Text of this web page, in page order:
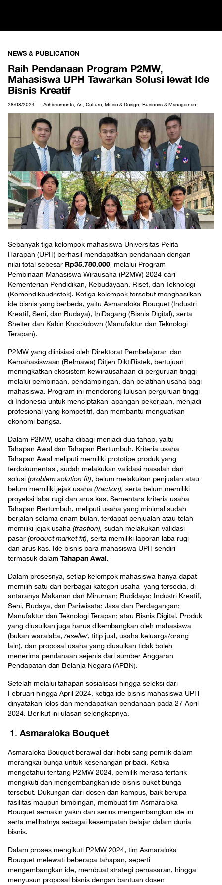
NEWS & PUBLICATION
Raih Pendanaan Program P2MW,
Mahasiswa UPH Tawarkan Solusi lewat Ide
Bisnis Kreatif
28/08/2024 Achievements Art, Culture, Music & Design Business & Management
Sebanyak tiga kelompok mahasiswa Universitas Pelita
Harapan (UPH) berhasil mendapatkan pendanaan dengan
nilai total sebesar Rp35.780.000, melalui Program
Pembinaan Mahasiswa Wirausaha (P2MW) 2024 dari
Kementerian Pendidikan, Kebudayaan, Riset, dan Teknologi
(Kemendikbudristek). Ketiga kelompok tersebut menghasilkan
ide bisnis yang berbeda, yaitu Asmaraloka Bouquet (Industri
Kreatif, Seni, dan Budaya), IniDagang (Bisnis Digital), serta
Shelter dan Kabin Knockdown (Manufaktur dan Teknologi
Terapan).
P2MW yang diinisiasi oleh Direktorat Pembelajaran dan
Kemahasiswaan (Belmawa) Ditjen DiktiRistek, bertujuan
meningkatkan ekosistem kewirausahaan di perguruan tinggi
melalui pembinaan, pendampingan, dan pelatihan usaha bagi
mahasiswa. Program ini mendorong lulusan perguruan tinggi
di Indonesia untuk menciptakan lapangan pekerjaan, menjadi
profesional yang kompetitif, dan membantu menguatkan
ekonomi bangsa.
Dalam P2MW, usaha dibagi menjadi dua tahap, yaitu
Tahapan Awal dan Tahapan Bertumbuh. Kriteria usaha
Tahapan Awal meliputi memiliki prototipe produk yang
terdokumentasi, sudah melakukan validasi masalah dan
solusi (problem solution fit), belum melakukan penjualan atau
belum memiliki jejak usaha (traction), serta belum memiliki
proyeksi laba rugi dan arus kas. Sementara kriteria usaha
Tahapan Bertumbuh, meliputi usaha yang minimal sudah
berjalan selama enam bulan, terdapat penjualan atau telah
memiliki jejak usaha (traction), sudah melakukan validasi
pasar (product market fit), serta memiliki laporan laba rugi
dan arus kas. Ide bisnis para mahasiswa UPH sendiri
termasuk dalam Tahapan Awal.
Dalam prosesnya, setiap kelompok mahasiswa hanya dapat
memilih satu dari berbagai kategori usaha yang tersedia, di
antaranya Makanan dan Minuman; Budidaya; Industri Kreatif,
Seni, Budaya, dan Pariwisata; Jasa dan Perdagangan;
Manufaktur dan Teknologi Terapan; atau Bisnis Digital. Produk
yang diusulkan juga harus dikembangkan oleh mahasiswa
(bukan waralaba, reseller, titip jual, usaha keluarga/orang
lain), dan proposal usaha yang diusulkan tidak boleh
menerima pendanaan sejenis dari sumber Anggaran
Pendapatan dan Belanja Negara (APBN).
Setelah melalui tahapan sosialisasi hingga seleksi dari
Februari hingga April 2024, ketiga ide bisnis mahasiswa UPH
dinyatakan lolos dan mendapatkan pendanaan pada 27 April
2024. Berikut ini ulasan selengkapnya.
Asmaraloka Bouquet
Asmaraloka Bouquet berawal dari hobi sang pemilik dalam
merangkai bunga untuk kesenangan pribadi. Ketika
mengetahui tentang P2MW 2024, pemilik merasa tertarik
mengikuti dan mengembangkan ide bisnis buket bunga
tersebut. Dukungan dari dosen dan kampus, baik berupa
fasilitas maupun bimbingan, membuat tim Asmaraloka
Bouquet semakin yakin dan serius mengembangkan ide ini
serta melihatnya sebagai kesempatan belajar dalam dunia
bisnis.
Dalam proses mengikuti P2MW 2024, tim Asmaraloka
Bouquet melewati beberapa tahapan, seperti
mengembangkan ide, membuat strategi pemasaran, hingga
menyusun proposal bisnis dengan bantuan dosen